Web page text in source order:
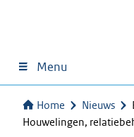
Menu
Home Nieuws
Houwelingen,